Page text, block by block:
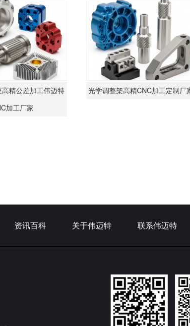
公差加工伟迈特
工厂家
光学调整架高精CNC加工定制厂家
资讯百科 关于伟迈特 联系伟迈特